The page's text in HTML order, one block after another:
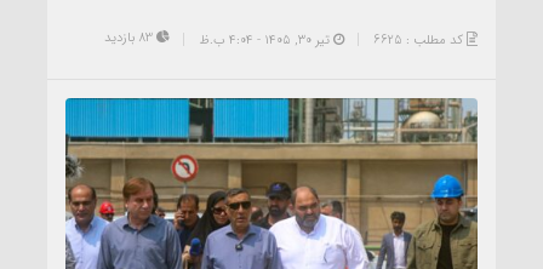
کد مطلب : 6625 تیر ۳۰, ۱۴۰۵ - 4:04 ب.ظ